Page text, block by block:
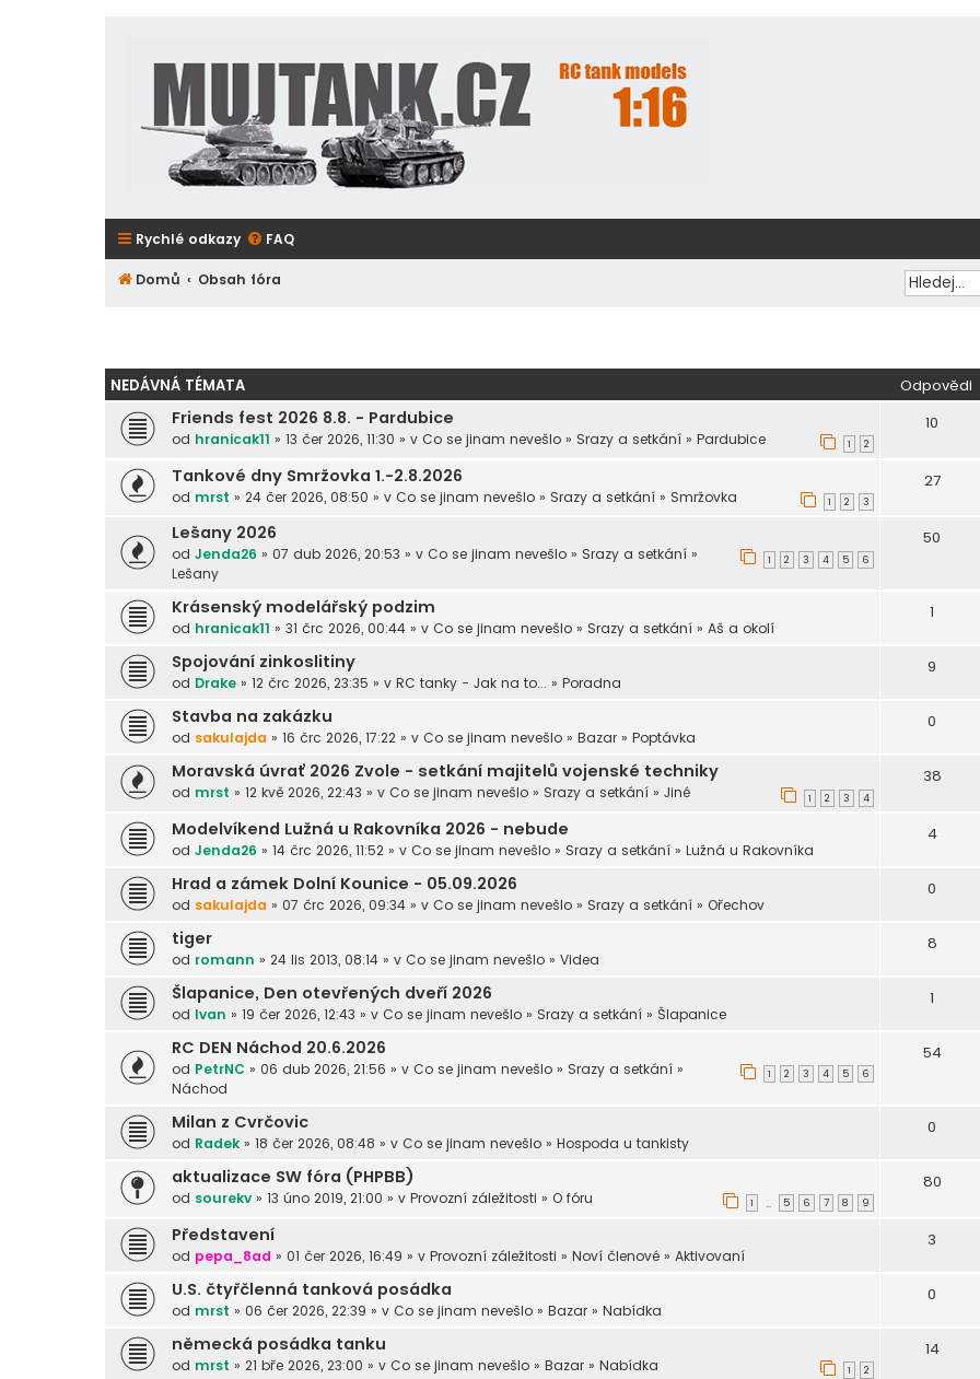
Rychlé odkazy FAQ
Domů Obsah fóra
NEDÁVNÁ TÉMATA Odpovědi
Friends fest 2026 8.8. - Pardubice
1 2
od hranicak11 » 13 čer 2026, 11:30 » v Co se jinam nevešlo » Srazy a setkání » Pardubice
10
Tankové dny Smržovka 1.-2.8.2026
1 2 3
od mrst » 24 čer 2026, 08:50 » v Co se jinam nevešlo » Srazy a setkání » Smržovka
27
Lešany 2026
1 2 3 4 5 6
od Jenda26 » 07 dub 2026, 20:53 » v Co se jinam nevešlo » Srazy a setkání »
Lešany
50
Krásenský modelářský podzim
od hranicak11 » 31 črc 2026, 00:44 » v Co se jinam nevešlo » Srazy a setkání » Aš a okolí
1
Spojování zinkoslitiny
od Drake » 12 črc 2026, 23:35 » v RC tanky - Jak na to... » Poradna
9
Stavba na zakázku
od sakulajda » 16 črc 2026, 17:22 » v Co se jinam nevešlo » Bazar » Poptávka
0
Moravská úvrať 2026 Zvole - setkání majitelů vojenské techniky
1 2 3 4
od mrst » 12 kvě 2026, 22:43 » v Co se jinam nevešlo » Srazy a setkání » Jiné
38
Modelvíkend Lužná u Rakovníka 2026 - nebude
od Jenda26 » 14 črc 2026, 11:52 » v Co se jinam nevešlo » Srazy a setkání » Lužná u Rakovníka
4
Hrad a zámek Dolní Kounice - 05.09.2026
od sakulajda » 07 črc 2026, 09:34 » v Co se jinam nevešlo » Srazy a setkání » Ořechov
0
tiger
od romann » 24 lis 2013, 08:14 » v Co se jinam nevešlo » Videa
8
Šlapanice, Den otevřených dveří 2026
od Ivan » 19 čer 2026, 12:43 » v Co se jinam nevešlo » Srazy a setkání » Šlapanice
1
RC DEN Náchod 20.6.2026
1 2 3 4 5 6
od PetrNC » 06 dub 2026, 21:56 » v Co se jinam nevešlo » Srazy a setkání »
Náchod
54
Milan z Cvrčovic
od Radek » 18 čer 2026, 08:48 » v Co se jinam nevešlo » Hospoda u tankisty
0
aktualizace SW fóra (PHPBB)
1 … 5 6 7 8 9
od sourekv » 13 úno 2019, 21:00 » v Provozní záležitosti » O fóru
80
Představení
od pepa_8ad » 01 čer 2026, 16:49 » v Provozní záležitosti » Noví členové » Aktivovaní
3
U.S. čtyřčlenná tanková posádka
od mrst » 06 čer 2026, 22:39 » v Co se jinam nevešlo » Bazar » Nabídka
0
německá posádka tanku
1 2
od mrst » 21 bře 2026, 23:00 » v Co se jinam nevešlo » Bazar » Nabídka
14